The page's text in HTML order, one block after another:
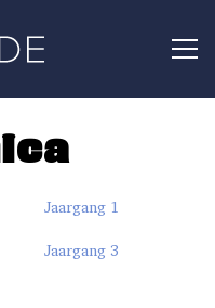
Jaargang 1
Jaargang 3